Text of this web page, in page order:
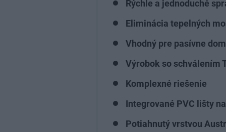
Rýchle a jednoduché
Eliminácia tepelných
Vhodný pre pasívne
Výrobok so schválením
Komplexné riešenie
Integrované PVC lišty
Potiahnutý vrstvou